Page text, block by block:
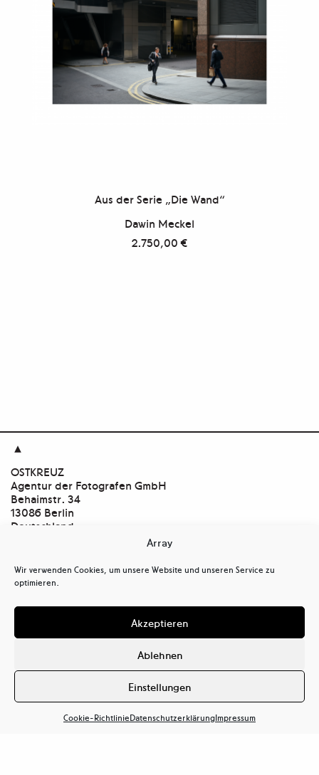
Array
Wir verwenden Cookies, um unsere Website und unseren Service zu
optimieren.
Akzeptieren
Ablehnen
Einstellungen
Cookie-RichtlinieDatenschutzerklärungImpressum
Aus der Serie „Die Wand“
Dawin Meckel
2.750,00€

OSTKREUZ
Agentur der Fotografen GmbH
Behaimstr. 34
13086 Berlin
Deutschland
tel+ 49(0)30.47 37 39 39
mail@ostkreuz.de
Mein Konto
Warenkorb
Datenschutzerklärung (EU)
Haftungsausschluss
Impressum